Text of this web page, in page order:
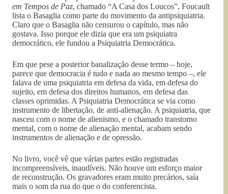
em Tempos de Paz, chamado “A Casa dos Loucos”, Foucault
lista o Basaglia como parte do movimento da antipsiquiatria.
Claro que o Basaglia não censurou o capítulo, mas não
gostava. Isso porque ele dizia que era um psiquiatra
democrático, ele fundou a Psiquiatria Democrática.
Em que pese a posterior banalização desse termo – hoje,
parece que democracia é tudo e nada ao mesmo tempo –, ele
falava de uma psiquiatria em defesa da vida, em defesa do
sujeito, em defesa dos direitos humanos, em defesa das
classes oprimidas. A Psiquiatria Democrática se via como
instrumento de libertação, de anti-alienação. A psiquiatria, que
nasceu com o nome de alienismo, e o chamado transtorno
mental, com o nome de alienação mental, acabam sendo
instrumentos de alienação e de opressão.
No livro, você vê que várias partes estão registradas
incompreensíveis, inaudíveis. Não houve um esforço maior
de reconstrução. Os gravadores eram muito precários, saía
mais o som da rua do que o do conferencista.